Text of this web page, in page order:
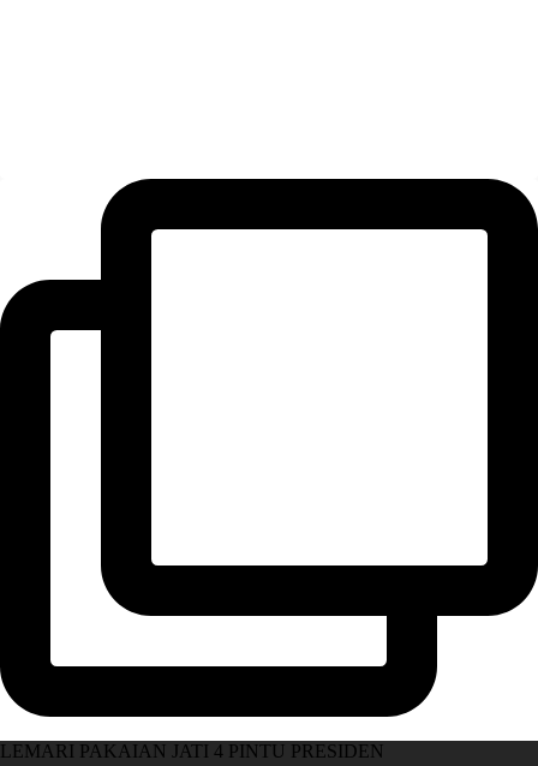
LEMARI PAKAIAN JATI 4 PINTU PRESIDEN